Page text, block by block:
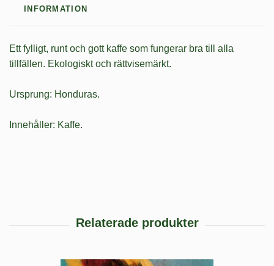
INFORMATION
Ett fylligt, runt och gott kaffe som fungerar bra till alla
tillfällen. Ekologiskt och rättvisemärkt.
Ursprung: Honduras.
Innehåller: Kaffe.